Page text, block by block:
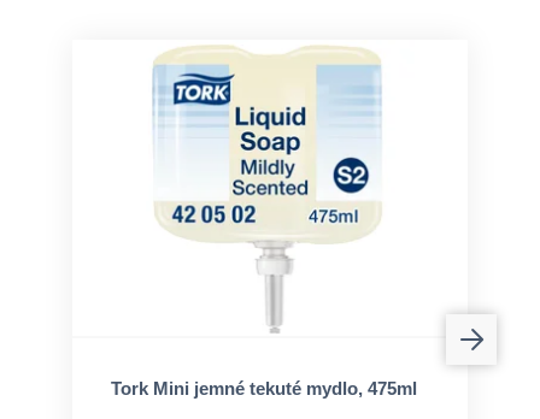
Tork Mini jemné tekuté mydlo, 475ml